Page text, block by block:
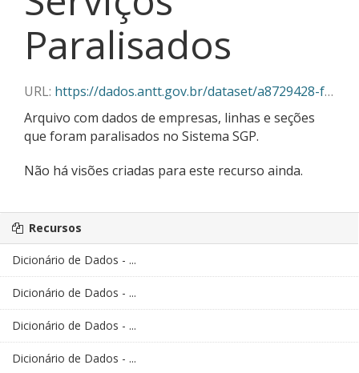
Paralisados
URL: https://dados.antt.gov.br/dataset/a8729428-f382-430c-abe5-6e5f85aa9a03/resource/b78ecd06-02e2-4080-9971-26d9692250e0/download/servicos_paralisados_02_2026.csv
Arquivo com dados de empresas, linhas e seções
que foram paralisados no Sistema SGP.
Não há visões criadas para este recurso ainda.
Recursos
Dicionário de Dados - ...
Dicionário de Dados - ...
Dicionário de Dados - ...
Dicionário de Dados - ...